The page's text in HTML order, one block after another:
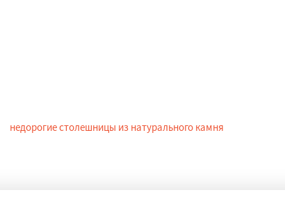
недорогие столешницы из натурального камня